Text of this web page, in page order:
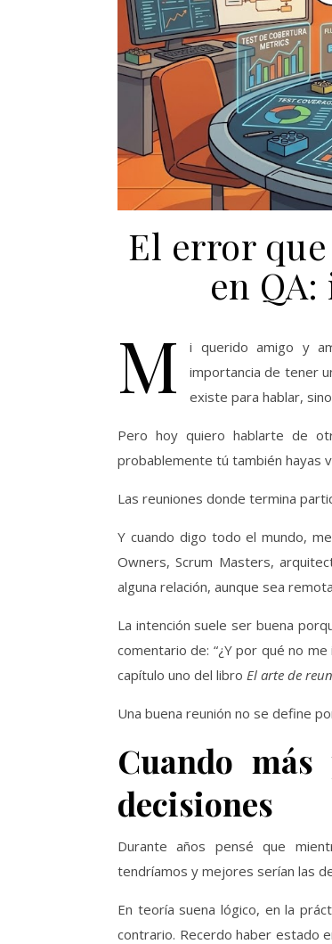
El error
en
M
i querido amigo y
importancia de tener
existe para hablar,
Pero hoy quiero hablarte de
probablemente tú también hayas
Las reuniones donde termina
Y cuando digo todo el mundo,
Owners, Scrum Masters,
alguna relación, aunque sea
La intención suele ser buena
comentario de: “¿Y por qué no
capítulo uno del libro El arte de
Una buena reunión no se define
Cuando
decisiones
Durante años pensé que
tendríamos y mejores serían las
En teoría suena lógico, en la
contrario. Recerdo haber estado